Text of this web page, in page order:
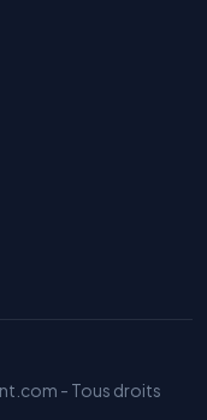
- Tous droits